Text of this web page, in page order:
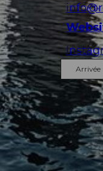
Arrivée